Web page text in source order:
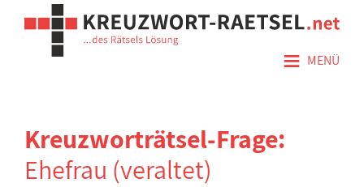
≡ MENÜ
Kreuzworträtsel-Frage:
Ehefrau (veraltet)